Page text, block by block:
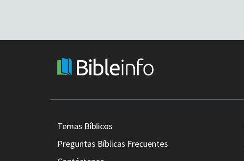
Temas Bíblicos
Preguntas Bíblicas Frecuentes